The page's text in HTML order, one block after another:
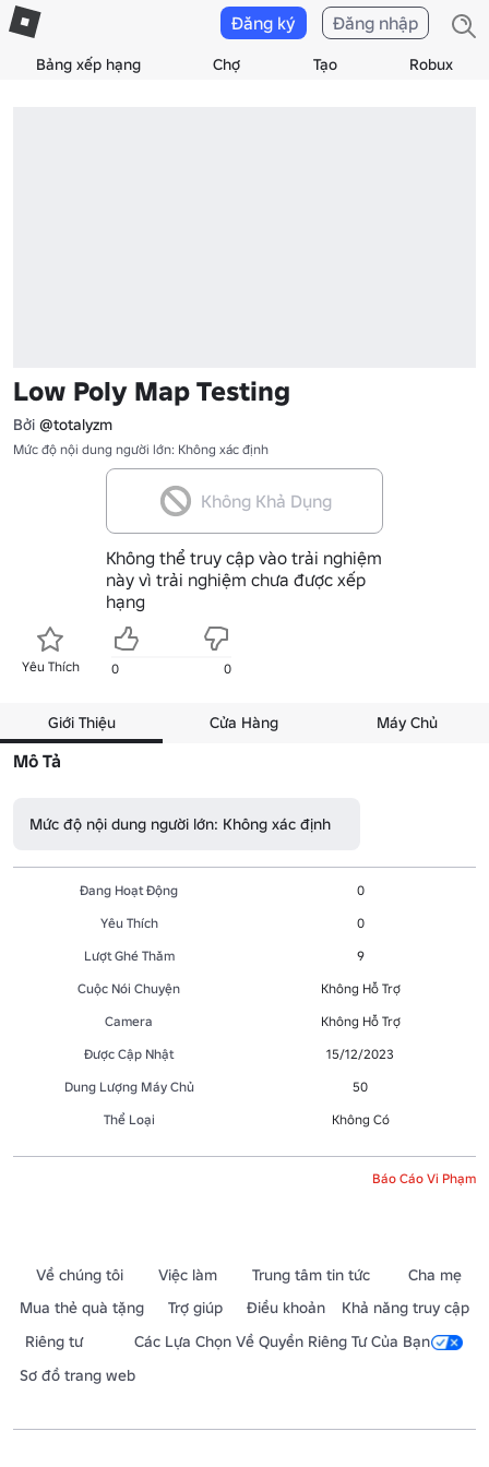
Bảng xếp hạng Chợ Tạo Robux
Đăng ký Đăng nhập
Low Poly Map Testing
Bởi @totalyzm
Mức độ nội dung người lớn: Không xác định
Không Khả Dụng
Không thể truy cập vào trải nghiệm
này vì trải nghiệm chưa được xếp
hạng
Yêu Thích 0 0
Giới Thiệu Cửa Hàng Máy Chủ
Mô Tả
Mức độ nội dung người lớn: Không xác định
Đang Hoạt Động
0
Yêu Thích
0
Lượt Ghé Thăm
9
Cuộc Nói Chuyện
Không Hỗ Trợ
Camera
Không Hỗ Trợ
Được Cập Nhật
15/12/2023
Dung Lượng Máy Chủ
50
Thể Loại
Không Có
Báo Cáo Vi Phạm
Về chúng tôi Việc làm Trung tâm tin tức
Cha mẹ
Mua thẻ quà tặng
Trợ giúp Điều khoản
Khả năng truy cập
Riêng tư
Các Lựa Chọn Về Quyền Riêng Tư Của Bạn
Sơ đồ trang web